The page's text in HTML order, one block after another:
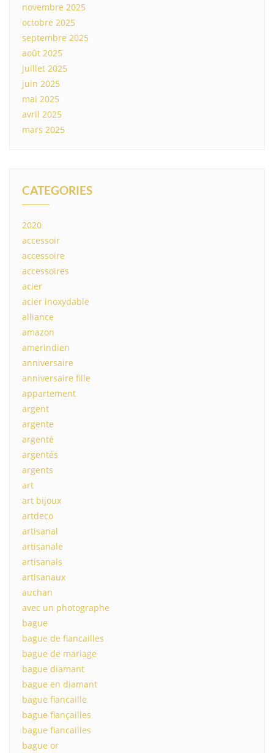
novembre 2025
octobre 2025
septembre 2025
août 2025
juillet 2025
juin 2025
mai 2025
avril 2025
mars 2025
CATEGORIES
2020
accessoir
accessoire
accessoires
acier
acier inoxydable
alliance
amazon
amerindien
anniversaire
anniversaire fille
appartement
argent
argente
argenté
argentés
argents
art
art bijoux
artdeco
artisanal
artisanale
artisanals
artisanaux
auchan
avec un photographe
bague
bague de fiancailles
bague de mariage
bague diamant
bague en diamant
bague fiancaille
bague fiançailles
bague fiancailles
bague or